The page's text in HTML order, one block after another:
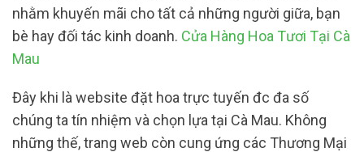
nhằm khuyến mãi cho tất cả những người giữa, bạn
bè hay đối tác kinh doanh. Cửa Hàng Hoa Tươi Tại Cà
Mau
Đây khi là website đặt hoa trực tuyến đc đa số
chúng ta tín nhiệm và chọn lựa tại Cà Mau. Không
những thế, trang web còn cung ứng các Thương Mại